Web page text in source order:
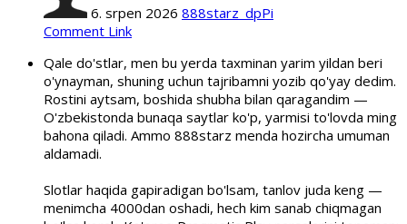
6. srpen 2026 888starz_dpPi
Comment Link
Qale do'stlar, men bu yerda taxminan yarim yildan beri
o'ynayman, shuning uchun tajribamni yozib qo'yay dedim.
Rostini aytsam, boshida shubha bilan qaragandim —
O'zbekistonda bunaqa saytlar ko'p, yarmisi to'lovda ming
bahona qiladi. Ammo 888starz menda hozircha umuman
aldamadi.
Slotlar haqida gapiradigan bo'lsam, tanlov juda keng —
menimcha 4000dan oshadi, hech kim sanab chiqmagan